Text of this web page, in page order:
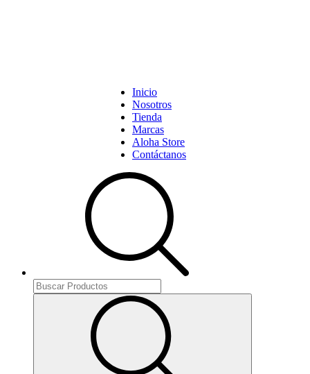
Inicio
Nosotros
Tienda
Marcas
Aloha Store
Contáctanos